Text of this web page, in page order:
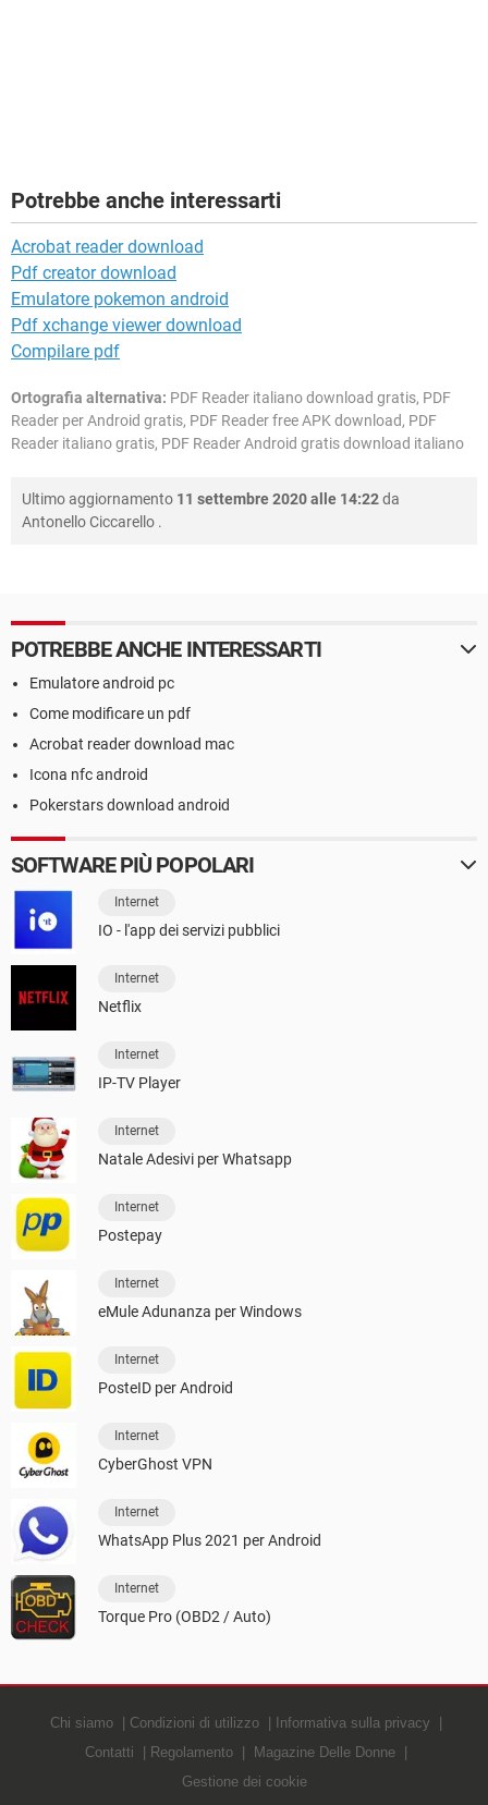
Potrebbe anche interessarti
Acrobat reader download
Pdf creator download
Emulatore pokemon android
Pdf xchange viewer download
Compilare pdf
Ortografia alternativa: PDF Reader italiano download gratis, PDF
Reader per Android gratis, PDF Reader free APK download, PDF
Reader italiano gratis, PDF Reader Android gratis download italiano
Ultimo aggiornamento 11 settembre 2020 alle 14:22da
Antonello Ciccarello .
POTREBBE ANCHE INTERESSARTI
Emulatore android pc
Come modificare un pdf
Acrobat reader download mac
Icona nfc android
Pokerstars download android
SOFTWARE PIÙ POPOLARI
Internet
IO - l'app dei servizi pubblici
Internet
Netflix
Internet
IP-TV Player
Internet
Natale Adesivi per Whatsapp
Internet
Postepay
Internet
eMule Adunanza per Windows
Internet
PosteID per Android
Internet
CyberGhost VPN
Internet
WhatsApp Plus 2021 per Android
Internet
Torque Pro (OBD2 / Auto)
Chi siamo Condizioni di utilizzo
Informativa sulla privacy
Contatti
Regolamento
Magazine Delle Donne
Gestione dei cookie